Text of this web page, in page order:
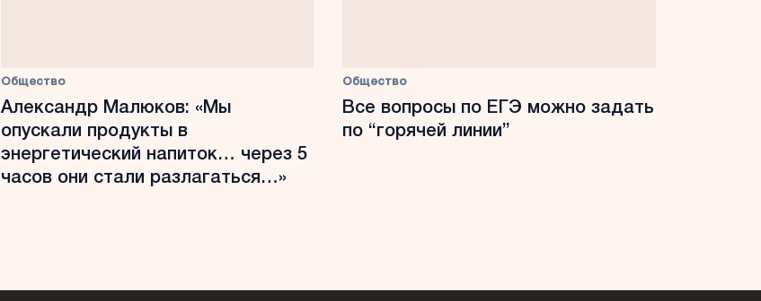
Общество
Александр Малюков: «Мы
опускали продукты в
энергетический напиток… через 5
часов они стали разлагаться…»
Общество
Все вопросы по ЕГЭ можно задать
по “горячей линии”